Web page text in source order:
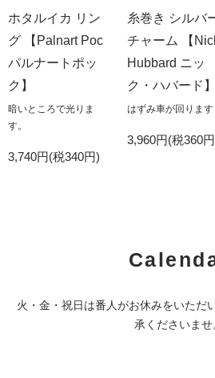
ホタルイカ リン
グ 【Palnart Poc
パルナートポッ
ク】
暗いところで光りま
す。
3,740円(税340円)
糸巻き シルバ
チャーム 【
Hubbard ニッ
ク・ハバード】
はずみ車が回ります
3,960円(税360
火・金・祝日は番人がお休みをいただ
承くださいませ